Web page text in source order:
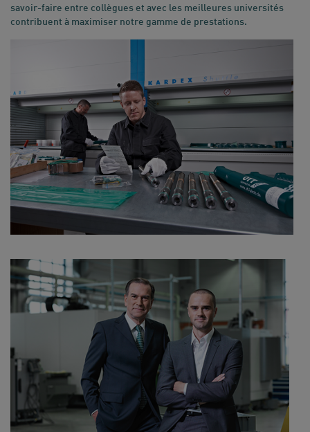
savoir-faire entre collègues et avec les meilleures universités
contribuent à maximiser notre gamme de prestations.